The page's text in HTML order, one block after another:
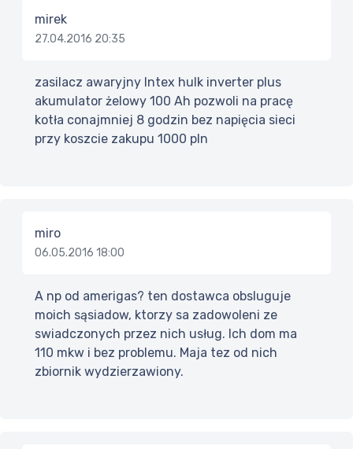
mirek
27.04.2016 20:35
zasilacz awaryjny Intex hulk inverter plus
akumulator żelowy 100 Ah pozwoli na pracę
kotła conajmniej 8 godzin bez napięcia sieci
przy koszcie zakupu 1000 pln
miro
06.05.2016 18:00
A np od amerigas? ten dostawca obsluguje
moich sąsiadow, ktorzy sa zadowoleni ze
swiadczonych przez nich usług. Ich dom ma
110 mkw i bez problemu. Maja tez od nich
zbiornik wydzierzawiony.